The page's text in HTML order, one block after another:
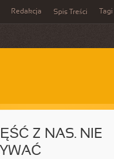
Redakcja Spis Treści Tagi
Z NAS. NIE